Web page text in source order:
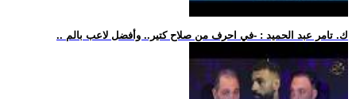
.. ك. تامر عبد الحميد : -في احرف من صلاح كتير.. وأفضل لاعب بالم